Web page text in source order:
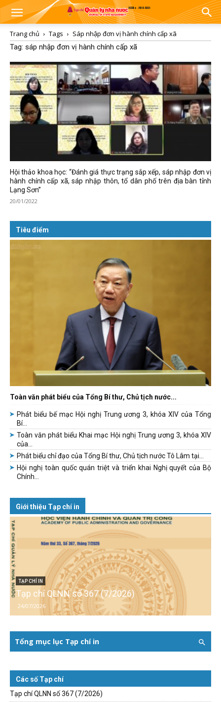
Trang chủ Tags
Sáp nhập đơn vị hành chính cấp xã
Tag: sáp nhập đơn vị hành chính cấp xã
Hội thảo khoa học: “Đánh giá thực trạng sắp xếp, sáp nhập đơn vị
hành chính cấp xã, sáp nhập thôn, tổ dân phố trên địa bàn tỉnh
Lạng Sơn”
20/01/2022
Tiêu điểm
Toàn văn phát biểu của Tổng Bí thư, Chủ tịch nước...
Phát biểu bế mạc Hội nghị Trung ương 3, khóa XIV của Tổng
Bí...
Toàn văn phát biểu Khai mạc Hội nghị Trung ương 3, khóa XIV
của...
Phát biểu chỉ đạo của Tổng Bí thư, Chủ tịch nước Tô Lâm tại...
Hội nghị toàn quốc quán triệt và triển khai Nghị quyết của Bộ
Chính...
Giới thiệu Tạp chí in
TẠP CHÍ IN
Tạp chí QLNN số 367 (7/2026)
24/07/2026
Tổng mục lục Tạp chí in
Các số Tạp chí
Tạp chí QLNN số 367 (7/2026)